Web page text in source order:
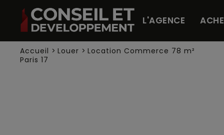
L'AGENCE
Accueil > Louer > Location Commerce 78 m²
Paris 17